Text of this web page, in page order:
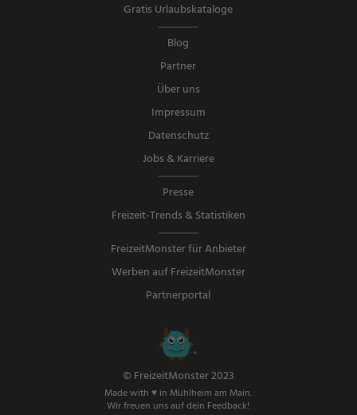
Gratis Urlaubskataloge
Blog
Partner
Über uns
Impressum
Datenschutz
Jobs & Karriere
Presse
Freizeit-Trends & Statistiken
FreizeitMonster für Anbieter
Werben auf FreizeitMonster
Partnerportal
© FreizeitMonster 2023
Made with ♥ in Mühlheim am Main.
Wir freuen uns auf dein Feedback!